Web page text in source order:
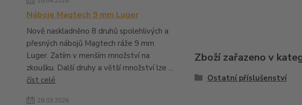
Náboje Magtech 9 mm Luger
Nově naskladněno 8 druhů spolehlivých a
přesných nábojů Magtech ráže 9 mm
Luger. Zatím v menším množství na
zkoušku. Další druhy a větší množství lze ...
číst celé
29.03.2026
Zboží zařazeno v
Ostatní příslušenství